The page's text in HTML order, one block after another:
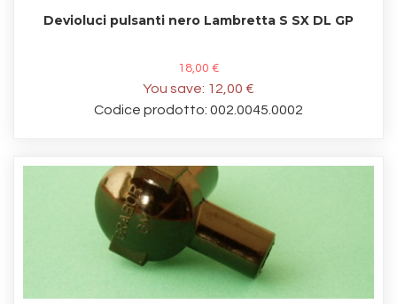
Devioluci pulsanti nero Lambretta S SX DL GP
18,00 €
You save: 12,00 €
Codice prodotto: 002.0045.0002